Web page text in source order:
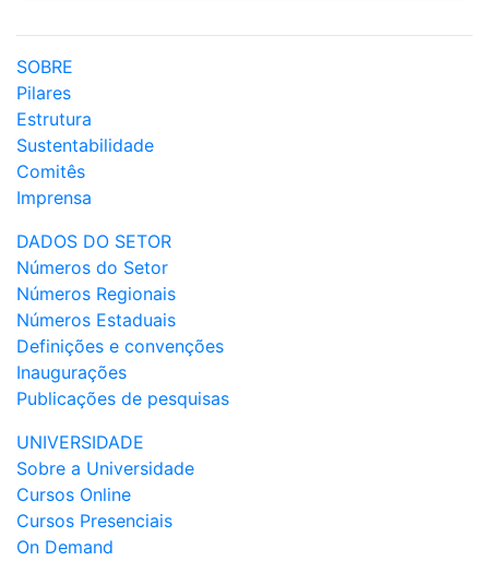
SOBRE
Pilares
Estrutura
Sustentabilidade
Comitês
Imprensa
DADOS DO SETOR
Números do Setor
Números Regionais
Números Estaduais
Definições e convenções
Inaugurações
Publicações de pesquisas
UNIVERSIDADE
Sobre a Universidade
Cursos Online
Cursos Presenciais
On Demand